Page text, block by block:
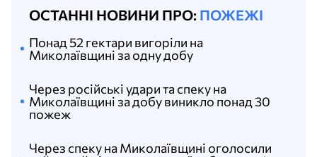
ОСТАННІ НОВИНИ ПРО: ПОЖЕЖІ
Через спеку на Миколаївщині оголосили
Через російські удари та спеку на
Миколаївщині за добу виникло понад 30
пожеж
Понад 52 гектари вигоріли на
Миколаївщині за одну добу